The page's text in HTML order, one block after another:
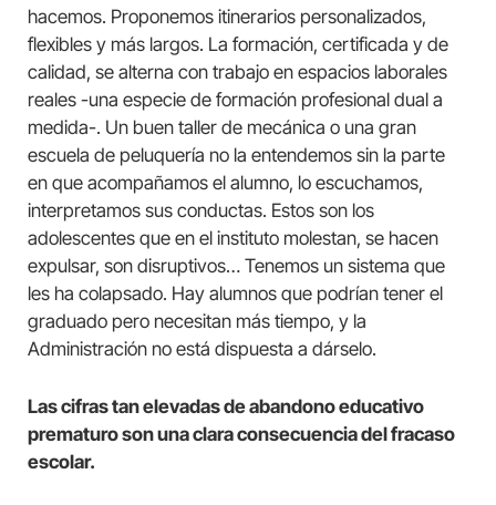
hacemos. Proponemos itinerarios personalizados,
flexibles y más largos. La formación, certificada y de
calidad, se alterna con trabajo en espacios laborales
reales -una especie de formación profesional dual a
medida-. Un buen taller de mecánica o una gran
escuela de peluquería no la entendemos sin la parte
en que acompañamos el alumno, lo escuchamos,
interpretamos sus conductas. Estos son los
adolescentes que en el instituto molestan, se hacen
expulsar, son disruptivos… Tenemos un sistema que
les ha colapsado. Hay alumnos que podrían tener el
graduado pero necesitan más tiempo, y la
Administración no está dispuesta a dárselo.
Las cifras tan elevadas de abandono educativo
prematuro son una clara consecuencia del fracaso
escolar.